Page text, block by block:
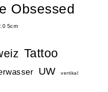
Obsessed
5cm
Tattoo
UW vertikal